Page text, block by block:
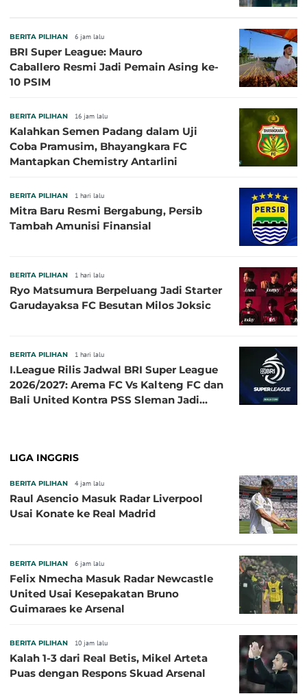
BERITA PILIHAN 6 jam lalu
BRI Super League: Mauro
Caballero Resmi Jadi Pemain Asing ke-
10 PSIM
BERITA PILIHAN 16 jam lalu
Kalahkan Semen Padang dalam Uji
Coba Pramusim, Bhayangkara FC
Mantapkan Chemistry Antarlini
BERITA PILIHAN 1 hari lalu
Mitra Baru Resmi Bergabung, Persib
Tambah Amunisi Finansial
BERITA PILIHAN 1 hari lalu
Ryo Matsumura Berpeluang Jadi Starter
Garudayaksa FC Besutan Milos Joksic
BERITA PILIHAN 1 hari lalu
I.League Rilis Jadwal BRI Super League
2026/2027: Arema FC Vs Kalteng FC dan
Bali United Kontra PSS Sleman Jadi
LIGA INGGRIS
BERITA PILIHAN 4 jam lalu
Raul Asencio Masuk Radar Liverpool
Usai Konate ke Real Madrid
BERITA PILIHAN 6 jam lalu
Felix Nmecha Masuk Radar Newcastle
United Usai Kesepakatan Bruno
Guimaraes ke Arsenal
BERITA PILIHAN 10 jam lalu
Kalah 1-3 dari Real Betis, Mikel Arteta
Puas dengan Respons Skuad Arsenal